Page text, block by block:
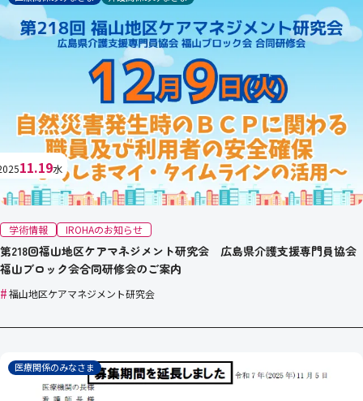
11.19水
学術情報 IROHAのお知らせ
第218回福山地区ケアマネジメント研究会 広島県介護支援専門員協会
福山ブロック会合同研修会のご案内
#福山地区ケアマネジメント研究会
医療関係のみなさま